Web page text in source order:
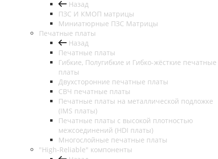
Назад
ПЗС И КМОП матрицы
Миниатюрные ПЗС Матрицы
Печатные платы
Назад
Печатные платы
Гибкие, Полугибкие и Гибко-жёсткие печатные
платы
Двухсторонние печатные платы
СВЧ печатные платы
Печатные платы на металлической подложке
(IMS платы)
Печатные платы с высокой плотностью
межсоединений (HDI платы)
Многослойные печатные платы
"High-Reliable" компоненты